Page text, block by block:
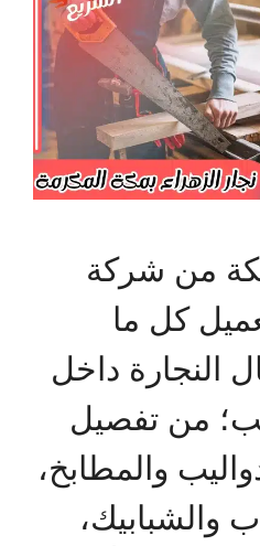
من شركة
كل ما
النجارة داخل
من تفصيل
والمطابخ،
والشبابيك،